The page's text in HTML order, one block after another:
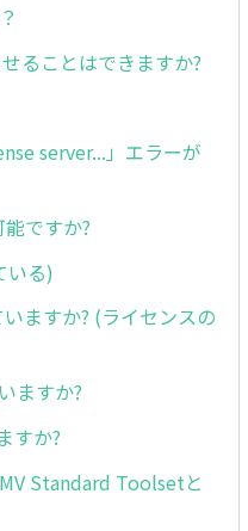
ることはできますか?
server...」エラーが
ですか?
いる)
ますか? (ライセンスの
ますか?
すか?
Standard Toolsetと